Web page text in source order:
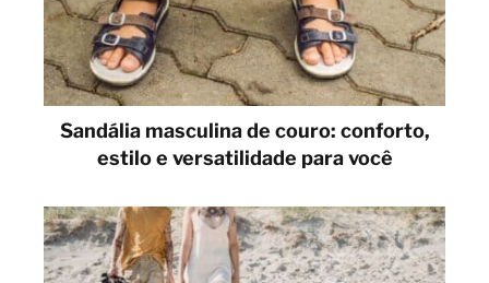
Sandália masculina de couro: conforto,
estilo e versatilidade para você